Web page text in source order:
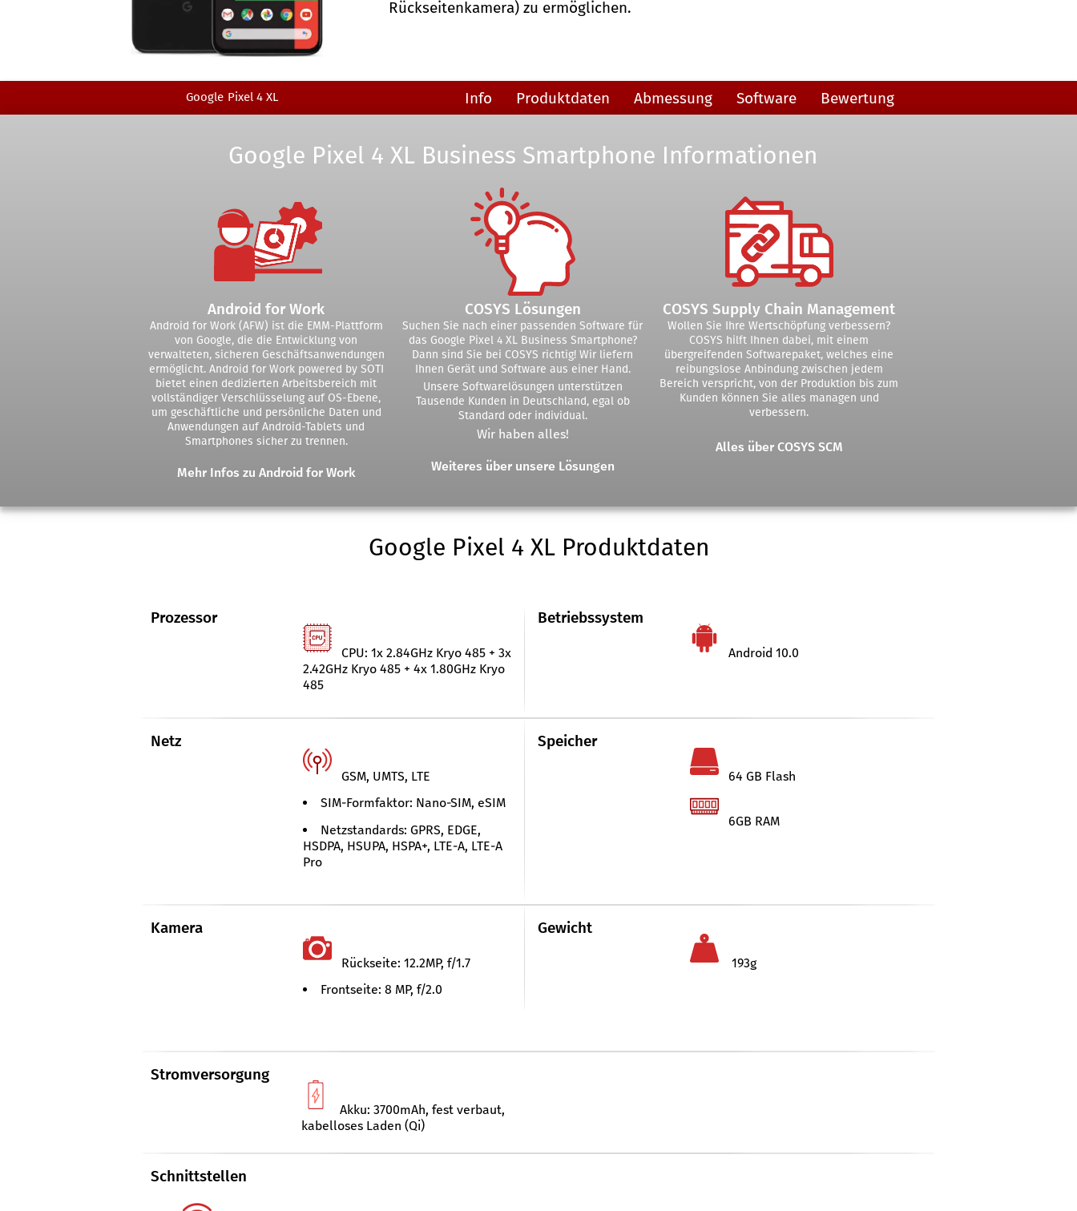
Rückseitenkamera) zu ermöglichen.
Google Pixel 4 XL Bewertung
Software
Abmessung
Produktdaten
Info
Google Pixel 4 XL Business Smartphone Informationen
Android for Work
Android for Work (AFW) ist die EMM-Plattform
von Google, die die Entwicklung von
verwalteten, sicheren Geschäftsanwendungen
ermöglicht. Android for Work powered by SOTI
bietet einen dedizierten Arbeitsbereich mit
vollständiger Verschlüsselung auf OS-Ebene,
um geschäftliche und persönliche Daten und
Anwendungen auf Android-Tablets und
Smartphones sicher zu trennen.
Mehr Infos zu Android for Work
COSYS Lösungen
Suchen Sie nach einer passenden Software für
das Google Pixel 4 XL Business Smartphone?
Dann sind Sie bei COSYS richtig! Wir liefern
Ihnen Gerät und Software aus einer Hand.
Unsere Softwarelösungen unterstützen
Tausende Kunden in Deutschland, egal ob
Standard oder individual.
Wir haben alles!
Weiteres über unsere Lösungen
COSYS Supply Chain Management
Wollen Sie Ihre Wertschöpfung verbessern?
COSYS hilft Ihnen dabei, mit einem
übergreifenden Softwarepaket, welches eine
reibungslose Anbindung zwischen jedem
Bereich verspricht, von der Produktion bis zum
Kunden können Sie alles managen und
verbessern.
Alles über COSYS SCM
Google Pixel 4 XL Produktdaten
Prozessor
CPU: 1x 2.84GHz Kryo 485 + 3x
2.42GHz Kryo 485 + 4x 1.80GHz Kryo
485
Betriebssystem
Android 10.0
Netz
GSM, UMTS, LTE
SIM-Formfaktor: Nano-SIM, eSIM
Netzstandards: GPRS, EDGE,
HSDPA, HSUPA, HSPA+, LTE-A, LTE-A
Pro
Speicher
64 GB Flash
6GB RAM
Kamera
Rückseite: 12.2MP, f/​1.7
Frontseite: 8 MP, f/2.0
Gewicht
193g
Stromversorgung
Akku: 3700mAh, fest verbaut,
kabelloses Laden (Qi)
Schnittstellen